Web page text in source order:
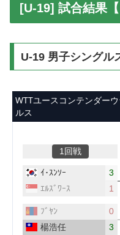
[U-19] 試合結果【
U-19 男子シングル